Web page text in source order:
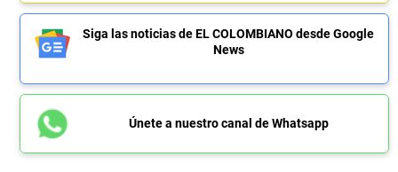
Siga las noticias de EL COLOMBIANO desde Google
News
Únete a nuestro canal de Whatsapp